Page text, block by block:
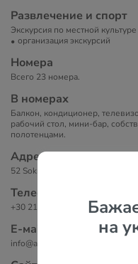
на
Развлечение и спорт
Экскурсия по местной
организация экскурсий
Номера
Всего 23 номера.
В номерах
Балкон, кондиционер,
рабочий стол, мини-бар,
полотенцами.
Адрес
52 Sokratous Str., Афины, 10431,
Телефоны
+30 210 5233350
Е-маil
info@ambrosiasuitesathens.com